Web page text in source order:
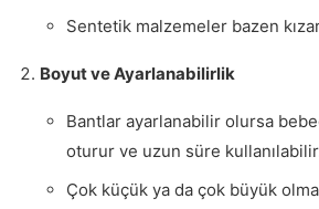
Sentetik malzemeler bazen
Boyut ve Ayarlanabilirlik
Bantlar ayarlanabilir olursa
oturur ve uzun süre
Çok küçük ya da çok büyük